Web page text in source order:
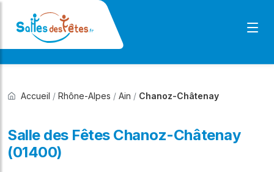
Accueil / Rhône-Alpes / Ain / Chanoz-Châtenay
Salle des Fêtes Chanoz-Châtenay
(01400)